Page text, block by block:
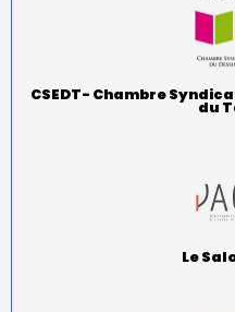
CSEDT- Chambre
du
Le